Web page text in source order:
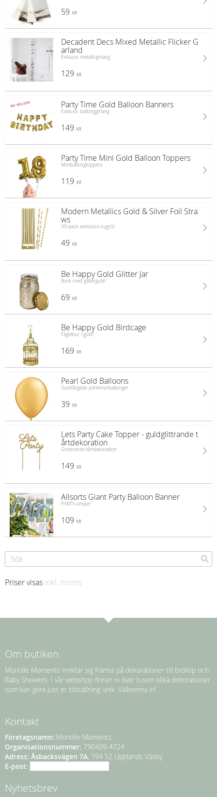
59 KR
Decadent Decs Mixed Metallic Flicker G
arland
Exklusiv metallicgirlang
129 KR
Party Time Gold Balloon Banners
Exklusiv ballonggirlang
149 KR
Party Time Mini Gold Balloon Toppers
Miniballongtoppers
119 KR
Modern Metallics Gold & Silver Foil Stra
ws
30-pack exklusiva sugrör
49 KR
Be Happy Gold Glitter Jar
Burk med glitterguld!
69 KR
Be Happy Gold Birdcage
Fågelbur i guld!
169 KR
Pearl Gold Balloons
Guldfärgade pärlemorballonger
39 KR
Lets Party Cake Topper - guldglittrande t
årtdekoration
Gnistrande tårtdekoration
149 KR
Allsorts Giant Party Balloon Banner
PARTY-vimpel
109 KR
Priser visas inkl. moms
Om butiken
Montille Moments inriktar sig främst på dekorationer till bröllop och
Baby Showers. I vår webshop finner ni över tusen olika dekorationer
som kan göra just er tillställning unik. Välkomna in!
Kontakt
Företagsnamn: Montille Moments
Organisationsnummer: 790409-4724
Adress: Åsbacksvägen 7A, 194 52 Upplands Väsby
E-post:
Nyhetsbrev